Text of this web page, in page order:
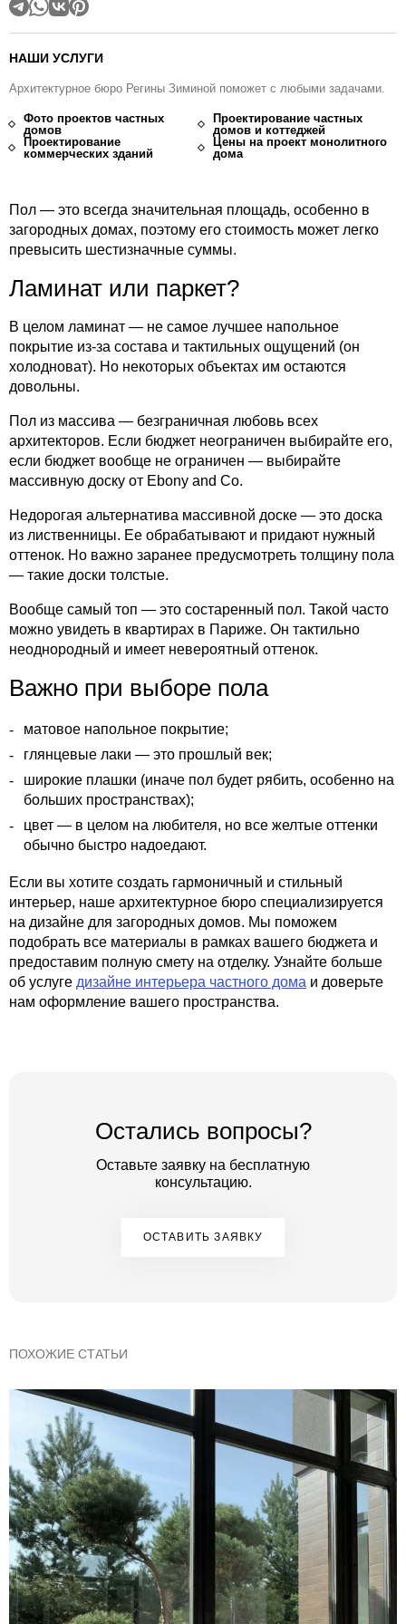
НАШИ УСЛУГИ
Архитектурное бюро Регины Зиминой поможет с любыми задачами.
Фото проектов частных
домов
Проектирование частных
домов и коттеджей
Проектирование
коммерческих зданий
Цены на проект монолитного
дома
Пол — это всегда значительная площадь, особенно в
загородных домах, поэтому его стоимость может легко
превысить шестизначные суммы.
Ламинат или паркет?
В целом ламинат — не самое лучшее напольное
покрытие из-за состава и тактильных ощущений (он
холодноват). Но некоторых объектах им остаются
довольны.
Пол из массива — безграничная любовь всех
архитекторов. Если бюджет неограничен выбирайте его,
если бюджет вообще не ограничен — выбирайте
массивную доску от Ebony and Co.
Недорогая альтернатива массивной доске — это доска
из лиственницы. Ее обрабатывают и придают нужный
оттенок. Но важно заранее предусмотреть толщину пола
— такие доски толстые.
Вообще самый топ — это состаренный пол. Такой часто
можно увидеть в квартирах в Париже. Он тактильно
неоднородный и имеет невероятный оттенок.
Важно при выборе пола
матовое напольное покрытие;
глянцевые лаки — это прошлый век;
широкие плашки (иначе пол будет рябить, особенно на
больших пространствах);
цвет — в целом на любителя, но все желтые оттенки
обычно быстро надоедают.
Если вы хотите создать гармоничный и стильный
интерьер, наше архитектурное бюро специализируется
на дизайне для загородных домов. Мы поможем
подобрать все материалы в рамках вашего бюджета и
предоставим полную смету на отделку. Узнайте больше
об услуге дизайне интерьера частного дома и доверьте
нам оформление вашего пространства.
Остались вопросы?
Оставьте заявку на бесплатную
консультацию.
ОСТАВИТЬ ЗАЯВКУ
ПОХОЖИЕ СТАТЬИ